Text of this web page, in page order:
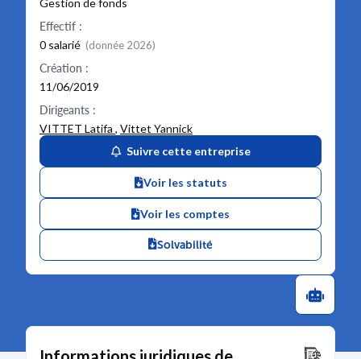
Gestion de fonds
Effectif :
0 salarié (donnée 2026)
Création :
11/06/2019
Dirigeants :
VITTET Latifa , Vittet Yannick
Suivre cette entreprise
Voir les statuts
Voir les comptes
Solvabilité